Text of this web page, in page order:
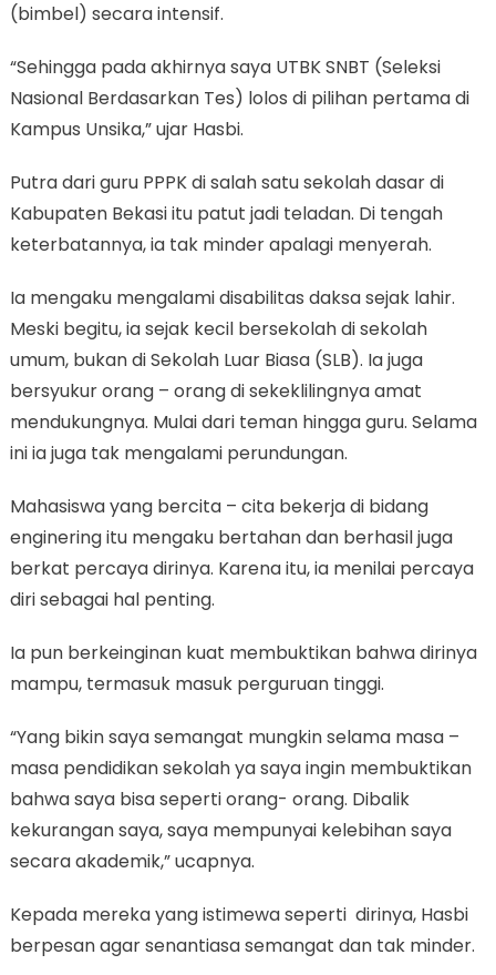
(bimbel) secara intensif.
“Sehingga pada akhirnya saya UTBK SNBT (Seleksi
Nasional Berdasarkan Tes) lolos di pilihan pertama di
Kampus Unsika,” ujar Hasbi.
Putra dari guru PPPK di salah satu sekolah dasar di
Kabupaten Bekasi itu patut jadi teladan. Di tengah
keterbatannya, ia tak minder apalagi menyerah.
Ia mengaku mengalami disabilitas daksa sejak lahir.
Meski begitu, ia sejak kecil bersekolah di sekolah
umum, bukan di Sekolah Luar Biasa (SLB). Ia juga
bersyukur orang – orang di sekeklilingnya amat
mendukungnya. Mulai dari teman hingga guru. Selama
ini ia juga tak mengalami perundungan.
Mahasiswa yang bercita – cita bekerja di bidang
enginering itu mengaku bertahan dan berhasil juga
berkat percaya dirinya. Karena itu, ia menilai percaya
diri sebagai hal penting.
Ia pun berkeinginan kuat membuktikan bahwa dirinya
mampu, termasuk masuk perguruan tinggi.
“Yang bikin saya semangat mungkin selama masa –
masa pendidikan sekolah ya saya ingin membuktikan
bahwa saya bisa seperti orang- orang. Dibalik
kekurangan saya, saya mempunyai kelebihan saya
secara akademik,” ucapnya.
Kepada mereka yang istimewa seperti dirinya, Hasbi
berpesan agar senantiasa semangat dan tak minder.